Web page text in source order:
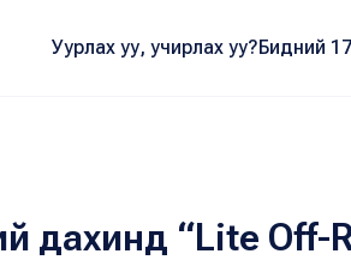
Уурлах уу, учирлах уу?Бидний
дахинд “Lite Off-